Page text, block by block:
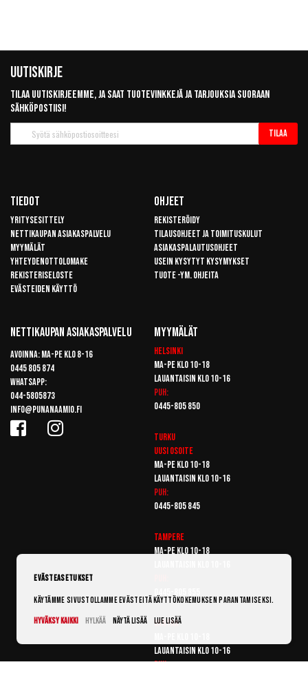
Uutiskirje
Tilaa uutiskirjeemme, ja saat tuotevinkkejä ja tarjouksia suoraan
sähköpostiisi!
uutiskirje
Tilaa
Tiedot
Yritysesittely
Nettikaupan asiakaspalvelu
Myymälät
Yhteydenottolomake
Rekisteriseloste
Evästeiden käyttö
Ohjeet
Rekisteröidy
Tilausohjeet ja toimituskulut
Asiakaspalautusohjeet
Usein kysytyt kysymykset
Tuote -ym. ohjeita
Nettikaupan Asiakaspalvelu
Avoinna: Ma-pe klo 8-16
0445 805 874
Whatsapp:
044-5805873
info@punanaamio.fi
Myymälät
Helsinki
Ma-pe klo 10-18
Lauantaisin klo 10-16
Puh:
0445-805 850
Turku
Uusi osoite
Ma-pe klo 10-18
Lauantaisin klo 10-16
Puh:
0445-805 845
Tampere
Ma-pe klo 10-18
Vantaa
Lauantaisin klo 10-16
Puh:
Evästeasetukset
Käytämme sivustollamme evästeitä käyttökokemuksen parantamiseksi.
Hyväksy kaikki
Hylkää Näytä lisää Lue lisää